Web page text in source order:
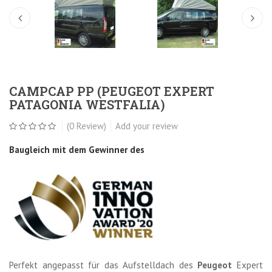
CAMPCAP PP (PEUGEOT EXPERT
PATAGONIA WESTFALIA)
(0 Review) Add your review
Baugleich mit dem Gewinner des
Perfekt angepasst für das Aufstelldach des Peugeot Expert